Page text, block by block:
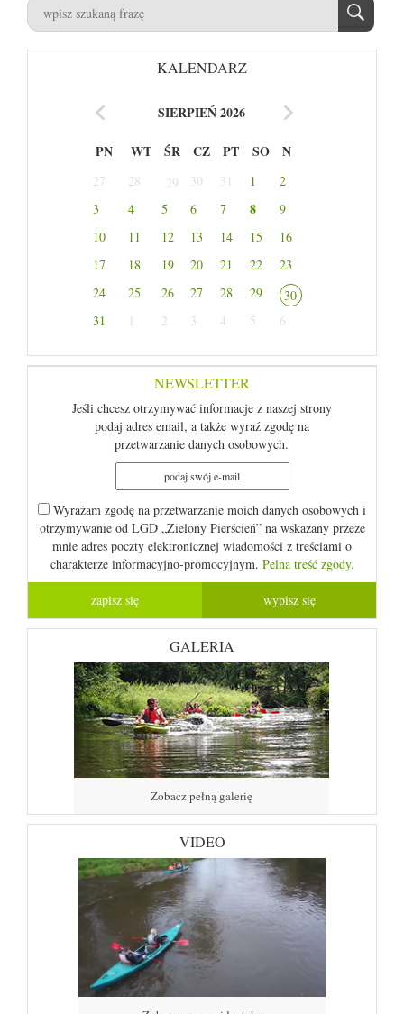
KALENDARZ
SIERPIEŃ 2026
PN WT ŚR CZ PT SO N
27 28 29 30 31 1
2
3
4 5 6 7 8
9
10
11 12 13 14 15
16
17
18 19 20 21 22
23
24
25 26 27 28 29
30
31
1 2 3 4 5 6
NEWSLETTER
Jeśli chcesz otrzymywać informacje z naszej strony
podaj adres email, a także wyraź zgodę na
przetwarzanie danych osobowych.
Wyrażam zgodę na przetwarzanie moich danych osobowych i
otrzymywanie od LGD „Zielony Pierścień” na wskazany przeze
mnie adres poczty elektronicznej wiadomości z treściami o
charakterze informacyjno-promocyjnym. Pelna treść zgody.
GALERIA
Zobacz pełną galerię
VIDEO